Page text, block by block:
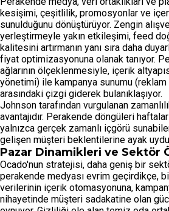
kesişimi, çeşitlilik, promosyonlar ve
sunulduğunu dönüştürüyor. Zengin
yerleştirmeyle yakın etkileşimi, feed
kalitesini artırmanın yanı sıra daha
fiyat optimizasyonuna olanak tanıyor.
ağlarının ölçeklenmesiyle, içerik
yönetimi) ile kampanya sunumu
arasındaki çizgi giderek bulanıklaşıyor.
Johnson tarafından vurgulanan
avantajıdır. Perakende döngüleri
yalnızca gerçek zamanlı içgörü
gelişen müşteri beklentilerine ayak
Pazar Dinamikleri ve Sektör
Ocado'nun stratejisi, daha geniş bir
perakende medyası evrim geçirdikçe,
verilerinin içerik otomasyonuna,
nihayetinde müşteri sadakatine olan